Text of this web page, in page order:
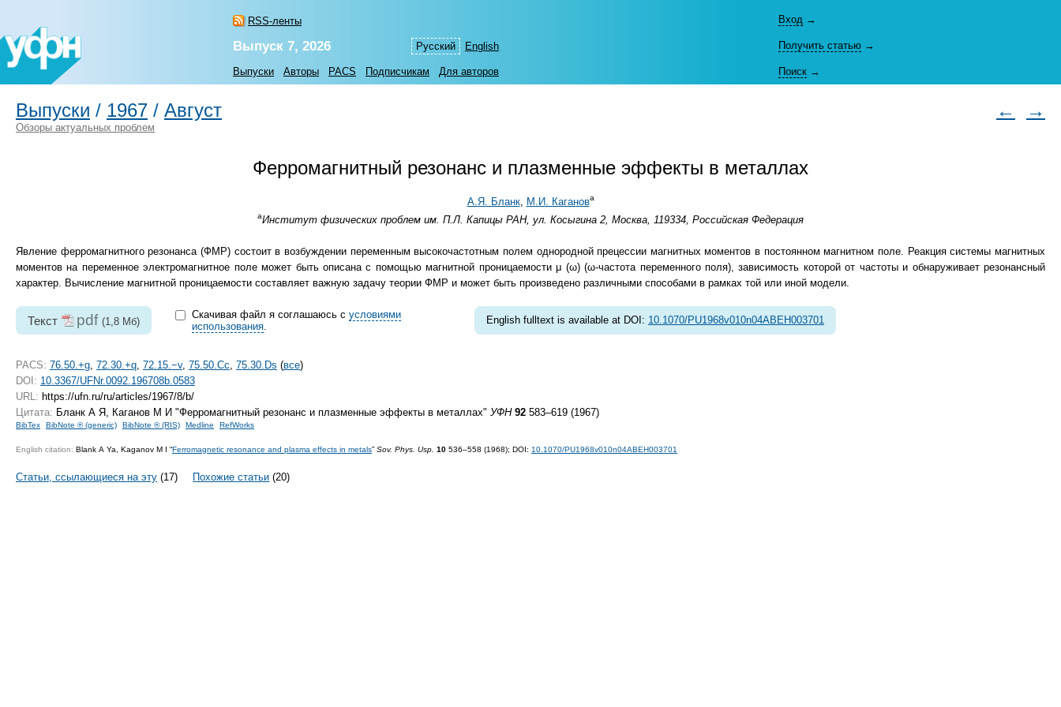
RSS-ленты
Русский English
Вход →
Выпуск 7, 2026 Получить статью →
Выпуски Авторы PACS Подписчикам Для авторов Поиск →
Выпуски / 1967 / Август ← →
Обзоры актуальных проблем
Ферромагнитный резонанс и плазменные эффекты в металлах
А.Я. Бланк, М.И. Каганова
аИнститут физических проблем им. П.Л. Капицы РАН, ул. Косыгина 2, Москва, 119334, Российская Федерация
Явление ферромагнитного резонанса (ФМР) состоит в возбуждении переменным высокочастотным полем однородной прецессии магнитных моментов в постоянном магнитном поле. Реакция системы магнитных
моментов на переменное электромагнитное поле может быть описана с помощью магнитной проницаемости μ (ω) (ω-частота переменного поля), зависимость которой от частоты и обнаруживает резонансный
характер. Вычисление магнитной проницаемости составляет важную задачу теории ФМР и может быть произведено различными способами в рамках той или иной модели.
Текст pdf (1,8 Мб)
Скачивая файл я соглашаюсь с условиями
использования.
English fulltext is available at DOI: 10.1070/PU1968v010n04ABEH003701
PACS: 76.50.+g 72.30.+q 72.15.−v, 75.50.Cc 75.30.Ds (все)
DOI: 10.3367/UFNr.0092.196708b.0583
URL: https://ufn.ru/ru/articles/1967/8/b/
Цитата: Бланк А Я, Каганов М И "Ферромагнитный резонанс и плазменные эффекты в металлах" УФН 92 583–619 (1967)
BibTex BibNote ® (generic) BibNote ® (RIS) Medline RefWorks
English citation: Blank A Ya, Kaganov M I “Ferromagnetic resonance and plasma effects in metals” Sov. Phys. Usp. 10 536–558 (1968); DOI: 10.1070/PU1968v010n04ABEH003701
Статьи, ссылающиеся на эту (17) Похожие статьи (20)